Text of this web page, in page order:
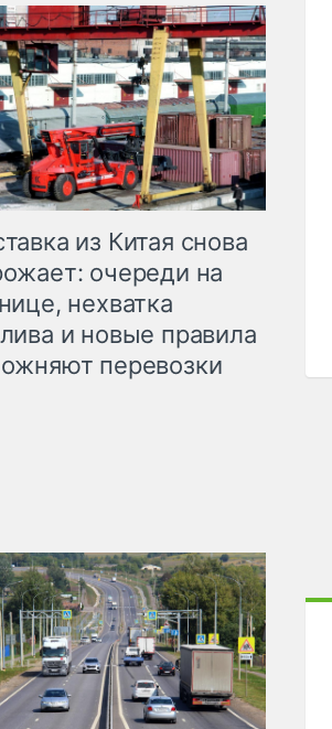
из Китая снова
очереди на
нехватка
и новые правила
перевозки